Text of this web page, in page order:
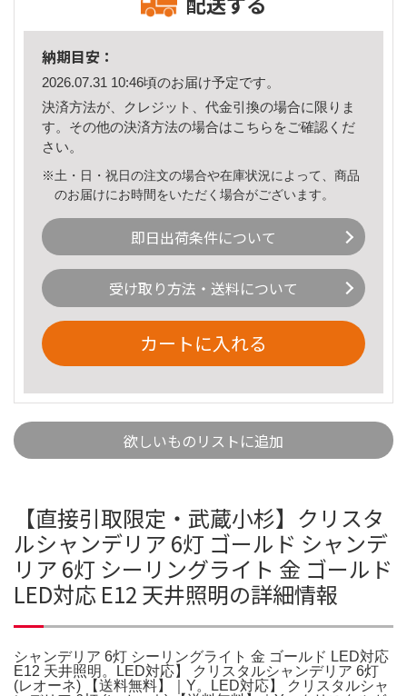
納期目安：
2026.07.31 10:46頃のお届け予定です。
決済方法が、クレジット、代金引換の場合に限りま
す。その他の決済方法の場合はこちら をご確認くだ
さい。
※土・日・祝日の注文の場合や在庫状況によって、商品
のお届けにお時間をいただく場合がございます。
即日出荷条件について
受け取り方法・送料について
カートに入れる
欲しいものリストに追加
【直接引取限定・武蔵小杉】クリスタ
ルシャンデリア 6灯 ゴールド シャンデ
リア 6灯 シーリングライト 金 ゴールド
LED対応 E12 天井照明の詳細情報
シャンデリア 6灯 シーリングライト 金 ゴールド LED対応
E12 天井照明。LED対応】 クリスタルシャンデリア 6灯
(レオーネ) 【送料無料】｜Y。LED対応】 クリスタルシャ